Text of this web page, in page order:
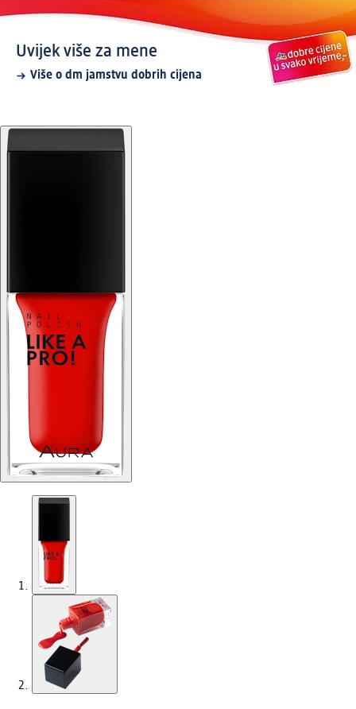
Uvijek više za mene
Više o dm jamstvu dobrih cijena